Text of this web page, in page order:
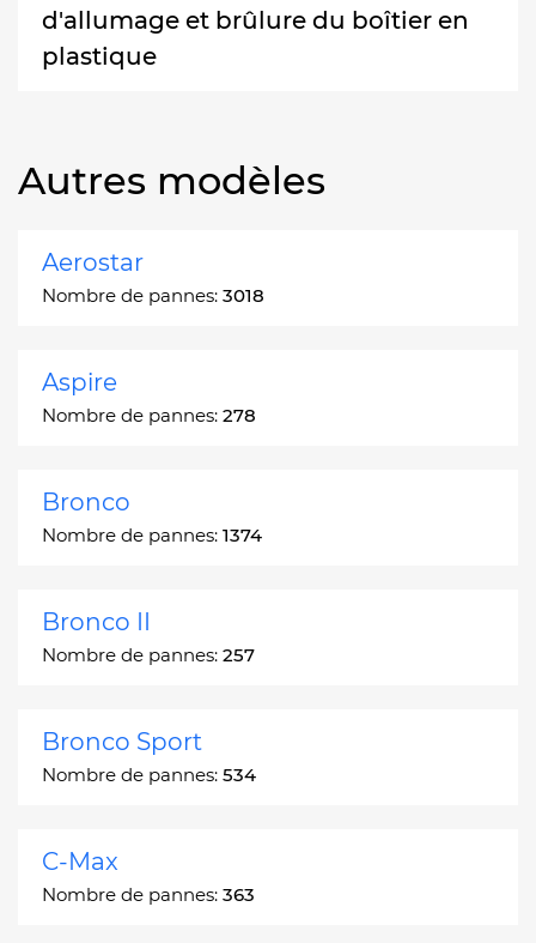
d'allumage et brûlure du boîtier en
plastique
Autres modèles
Aerostar
Nombre de pannes: 3018
Aspire
Nombre de pannes: 278
Bronco
Nombre de pannes: 1374
Bronco II
Nombre de pannes: 257
Bronco Sport
Nombre de pannes: 534
C-Max
Nombre de pannes: 363